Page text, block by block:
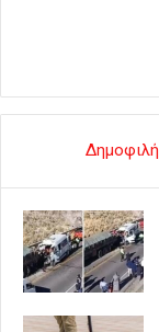
Δημοφιλή